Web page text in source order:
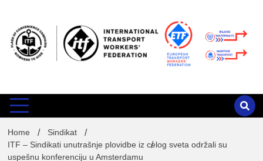
lađara i pomoraca Srbije
Home
Sindikat
ITF – Sindikati unutrašnje plovidbe iz celog sveta održali su
uspešnu konferenciju u Amsterdamu